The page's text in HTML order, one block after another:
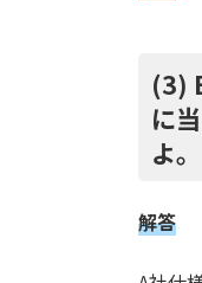
(3)
に
よ。
解答